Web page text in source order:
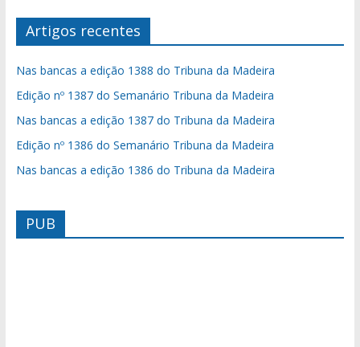
Artigos recentes
Nas bancas a edição 1388 do Tribuna da Madeira
Edição nº 1387 do Semanário Tribuna da Madeira
Nas bancas a edição 1387 do Tribuna da Madeira
Edição nº 1386 do Semanário Tribuna da Madeira
Nas bancas a edição 1386 do Tribuna da Madeira
PUB